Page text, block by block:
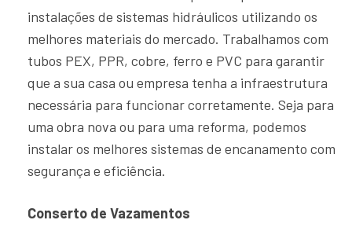
instalações de sistemas hidráulicos utilizando os
melhores materiais do mercado. Trabalhamos com
tubos PEX, PPR, cobre, ferro e PVC para garantir
que a sua casa ou empresa tenha a infraestrutura
necessária para funcionar corretamente. Seja para
uma obra nova ou para uma reforma, podemos
instalar os melhores sistemas de encanamento com
segurança e eficiência.
Conserto de Vazamentos